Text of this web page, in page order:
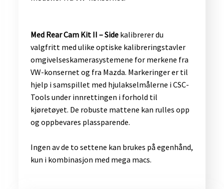
Med Rear Cam Kit II – Side kalibrerer du
valgfritt med ulike optiske kalibreringstavler
omgivelseskamerasystemene for merkene fra
VW-konsernet og fra Mazda. Markeringer er til
hjelp i samspillet med hjulakselmålerne i CSC-
Tools under innrettingen i forhold til
kjøretøyet. De robuste mattene kan rulles opp
og oppbevares plassparende.
Ingen av de to settene kan brukes på egenhånd,
kun i kombinasjon med mega macs.​